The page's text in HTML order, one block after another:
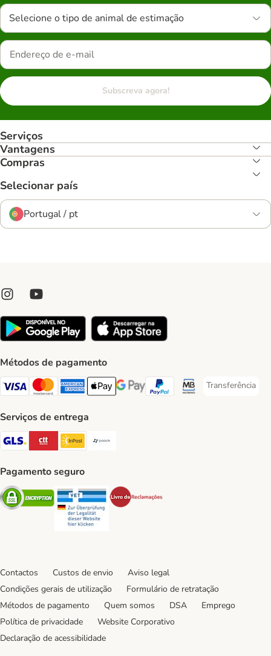
Selecione o tipo de animal de estimação
Subscreva agora!
Serviços
Vantagens
Compras
Selecionar país
Portugal / pt
Métodos de pagamento
Visa Payment Method
Mastercard Payment Method
American Express Payment Method
Apple Pay Payment Method
Google Pay Payment Method
PayPal Payment Method
Multibanco Payment
Transferência
Transferência
Serviços de entrega
GLS Shipping Method
CTTExpress Shipping Method
InPost Shipping Method
Pagamento seguro
Security Security
Contactos Custos de envio
Aviso legal
Condições gerais de utilização
Formulário de retratação
Métodos de pagamento
Quem somos DSA
Emprego
Política de privacidade
Website Corporativo
Declaração de acessibilidade